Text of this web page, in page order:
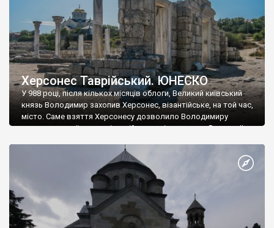
Херсонес Таврійський. ЮНЕСКО
У 988 році, після кількох місяців облоги, Великий київський
князь Володимир захопив Херсонес, візантійське, на той час,
місто. Саме взяття Херсонесу дозволило Володимиру
диктувати свої умови візантійському імператору Василю ІІ, та
Херсонесі Володимир-язичник, став Василем-християнином.
А потім було Хрещення Русі. На честь Херсонесу Таврійського